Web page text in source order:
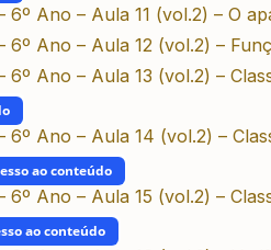
6º Ano – Aula 11 (vol.2) – O
6º Ano – Aula 12 (vol.2) –
6º Ano – Aula 13 (vol.2) –
6º Ano – Aula 14 (vol.2) –
ao conteúdo
6º Ano – Aula 15 (vol.2) –
ao conteúdo